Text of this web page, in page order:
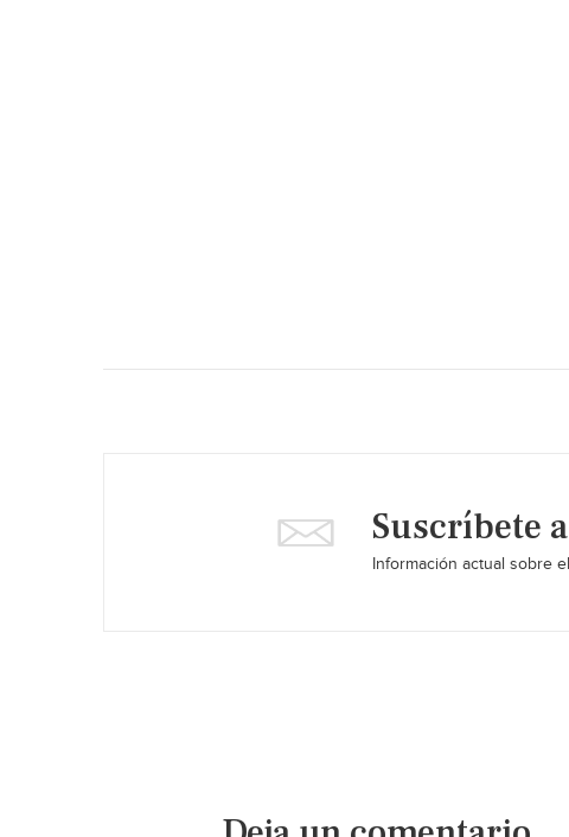
Suscríbete
Información actual sobre